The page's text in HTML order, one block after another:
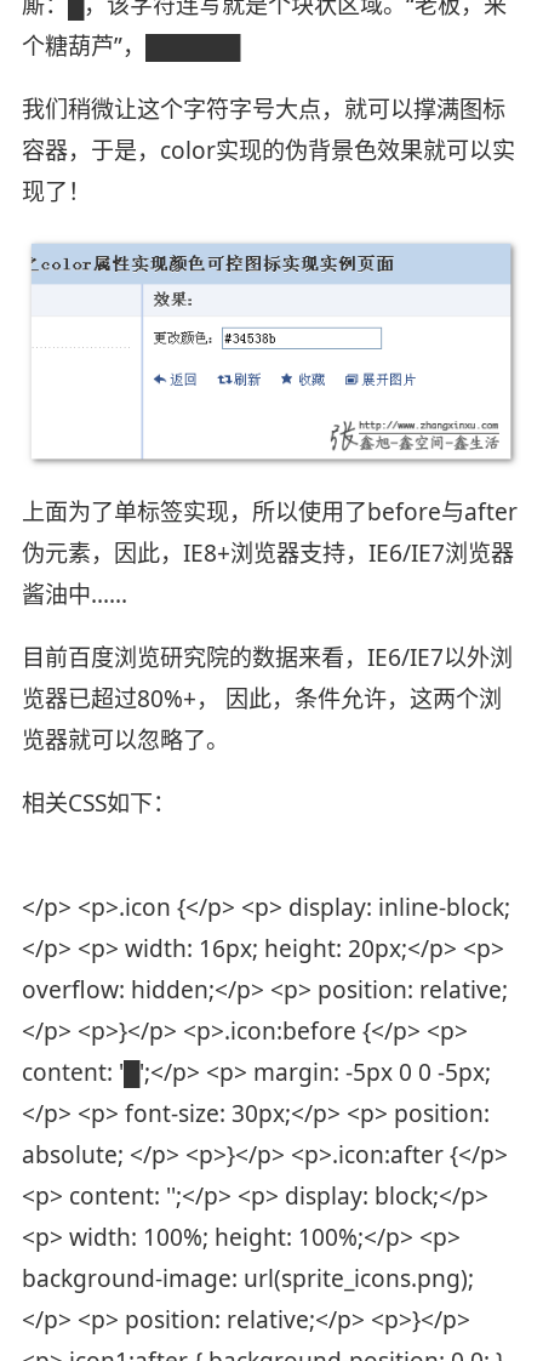
个糖葫芦”，██████
我们稍微让这个字符字号大点，就可以撑满图标
容器，于是，color实现的伪背景色效果就可以实
现了！
上面为了单标签实现，所以使用了before与after
伪元素，因此，IE8+浏览器支持，IE6/IE7浏览器
酱油中……
目前百度浏览研究院的数据来看，IE6/IE7以外浏
览器已超过80%+， 因此，条件允许，这两个浏
览器就可以忽略了。
相关CSS如下：
</p> <p>.icon {</p> <p> display: inline-block;
</p> <p> width: 16px; height: 20px;</p> <p>
overflow: hidden;</p> <p> position: relative;
</p> <p>}</p> <p>.icon:before {</p> <p>
content: '█';</p> <p> margin: -5px 0 0 -5px;
</p> <p> font-size: 30px;</p> <p> position:
absolute; </p> <p>}</p> <p>.icon:after {</p>
<p> content: '';</p> <p> display: block;</p>
<p> width: 100%; height: 100%;</p> <p>
background-image: url(sprite_icons.png);
</p> <p> position: relative;</p> <p>}</p>